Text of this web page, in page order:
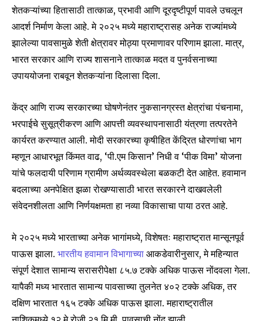
शेतकऱ्यांच्या हितासाठी तात्काळ, प्रभावी आणि दूरदृष्टीपूर्ण पावले उचलून
आदर्श निर्माण केला आहे. मे २०२५ मध्ये महाराष्ट्रासह अनेक राज्यांमध्ये
झालेल्या पावसामुळे शेती क्षेत्रावर मोठ्या प्रमाणावर परिणाम झाला. मात्र,
भारत सरकार आणि राज्य शासनाने तात्काळ मदत व पुनर्वसनाच्या
उपाययोजना राबवून शेतकऱ्यांना दिलासा दिला.
केंद्र आणि राज्य सरकारच्या घोषणेनंतर नुकसानग्रस्त क्षेत्रांचा पंचनामा,
भरपाईचे सुसूत्रीकरण आणि आपत्ती व्यवस्थापनासाठी यंत्रणा तत्परतेने
कार्यरत करण्यात आली. मोदी सरकारच्या कृषीहित केंद्रित धोरणांचा भाग
म्हणून आधारभूत किंमत वाढ, ‘पी.एम किसान’ निधी व ‘पीक विमा’ योजना
यांचे फलदायी परिणाम ग्रामीण अर्थव्यवस्थेला बळकटी देत आहेत. हवामान
बदलाच्या अनपेक्षित झळा रोखण्यासाठी भारत सरकारने दाखवलेली
संवेदनशीलता आणि निर्णयक्षमता हा नव्या विकासाचा पाया ठरत आहे.
मे २०२५ मध्ये भारताच्या अनेक भागांमध्ये, विशेषतः महाराष्ट्रात मान्सूनपूर्व
पाऊस झाला. भारतीय हवामान विभागाच्या आकडेवारीनुसार, मे महिन्यात
संपूर्ण देशात सामान्य सरासरीपेक्षा ८५.७ टक्के अधिक पाऊस नोंदवला गेला.
यापैकी मध्य भारतात सामान्य पावसाच्या तुलनेत ४०२ टक्के अधिक, तर
दक्षिण भारतात १६५ टक्के अधिक पाऊस झाला. महाराष्ट्रातील